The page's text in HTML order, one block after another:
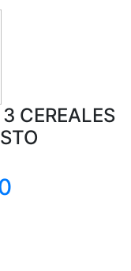
CEREALES